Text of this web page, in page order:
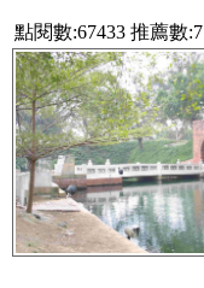
點閱數:67433 推薦數:7